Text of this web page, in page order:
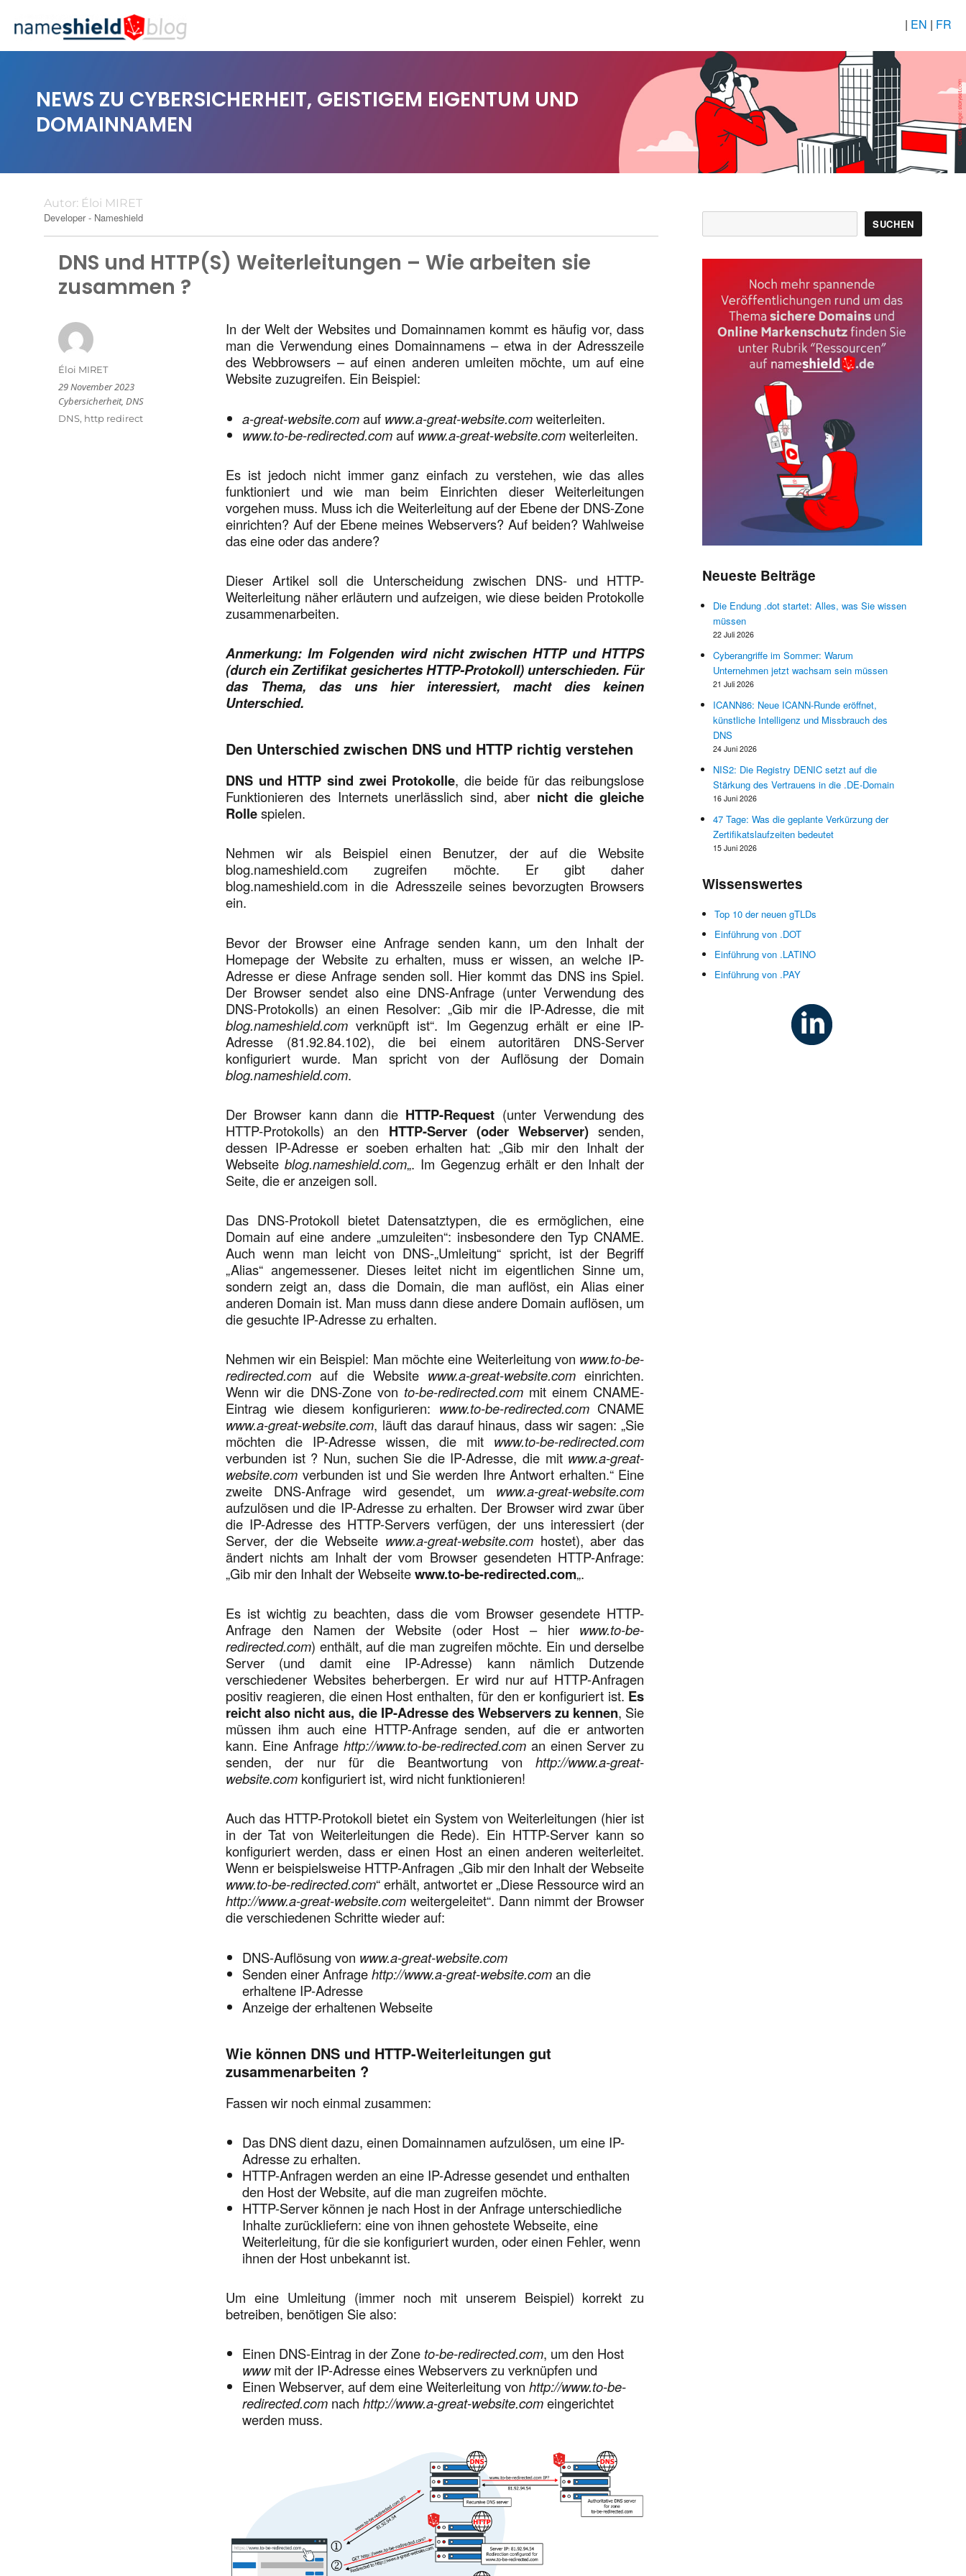
| EN | FR
NEWS ZU CYBERSICHERHEIT, GEISTIGEM EIGENTUM UND
DOMAINNAMEN
Autor: Éloi MIRET
Developer - Nameshield
DNS und HTTP(S) Weiterleitungen – Wie arbeiten sie
zusammen ?
In der Welt der Websites und Domainnamen kommt es häufig vor, dass
man die Verwendung eines Domainnamens – etwa in der Adresszeile
des Webbrowsers – auf einen anderen umleiten möchte, um auf eine
Website zuzugreifen. Ein Beispiel:
a-great-website.comauf www.a-great-website.comweiterleiten.
www.to-be-redirected.comauf www.a-great-website.comweiterleiten.
Es ist jedoch nicht immer ganz einfach zu verstehen, wie das alles
funktioniert und wie man beim Einrichten dieser Weiterleitungen
vorgehen muss. Muss ich die Weiterleitung auf der Ebene der DNS-Zone
einrichten? Auf der Ebene meines Webservers? Auf beiden? Wahlweise
das eine oder das andere?
Dieser Artikel soll die Unterscheidung zwischen DNS- und HTTP-
Weiterleitung näher erläutern und aufzeigen, wie diese beiden Protokolle
zusammenarbeiten.
Anmerkung: Im Folgenden wird nicht zwischen HTTP und HTTPS
(durch ein Zertifikat gesichertes HTTP-Protokoll) unterschieden. Für
das Thema, das uns hier interessiert, macht dies keinen
Unterschied.
Den Unterschied zwischen DNS und HTTP richtig verstehen
DNS und HTTP sind zwei Protokolle, die beide für das reibungslose
Funktionieren des Internets unerlässlich sind, aber nicht die gleiche
Rollespielen.
Nehmen wir als Beispiel einen Benutzer, der auf die Website
blog.nameshield.com zugreifen möchte. Er gibt daher
blog.nameshield.com in die Adresszeile seines bevorzugten Browsers
ein.
Bevor der Browser eine Anfrage senden kann, um den Inhalt der
Homepage der Website zu erhalten, muss er wissen, an welche IP-
Adresse er diese Anfrage senden soll. Hier kommt das DNS ins Spiel.
Der Browser sendet also eine DNS-Anfrage (unter Verwendung des
DNS-Protokolls) an einen Resolver: „Gib mir die IP-Adresse, die mit
blog.nameshield.com verknüpft ist“. Im Gegenzug erhält er eine IP-
Adresse (81.92.84.102), die bei einem autoritären DNS-Server
konfiguriert wurde. Man spricht von der Auflösung der Domain
blog.nameshield.com.
Der Browser kann dann die HTTP-Request (unter Verwendung des
HTTP-Protokolls) an den HTTP-Server (oder Webserver)senden,
dessen IP-Adresse er soeben erhalten hat: „Gib mir den Inhalt der
Webseite blog.nameshield.com„. Im Gegenzug erhält er den Inhalt der
Seite, die er anzeigen soll.
Das DNS-Protokoll bietet Datensatztypen, die es ermöglichen, eine
Domain auf eine andere „umzuleiten“: insbesondere den Typ CNAME.
Auch wenn man leicht von DNS-„Umleitung“ spricht, ist der Begriff
„Alias“ angemessener. Dieses leitet nicht im eigentlichen Sinne um,
sondern zeigt an, dass die Domain, die man auflöst, ein Alias einer
anderen Domain ist. Man muss dann diese andere Domain auflösen, um
die gesuchte IP-Adresse zu erhalten.
Nehmen wir ein Beispiel: Man möchte eine Weiterleitung von www.to-be-
redirected.com auf die Website www.a-great-website.com einrichten.
Wenn wir die DNS-Zone von to-be-redirected.commit einem CNAME-
Eintrag wie diesem konfigurieren: www.to-be-redirected.comCNAME
www.a-great-website.com, läuft das darauf hinaus, dass wir sagen: „Sie
möchten die IP-Adresse wissen, die mit www.to-be-redirected.com
verbunden ist ? Nun, suchen Sie die IP-Adresse, die mit www.a-great-
website.com verbunden ist und Sie werden Ihre Antwort erhalten.“ Eine
zweite DNS-Anfrage wird gesendet, um www.a-great-website.com
aufzulösen und die IP-Adresse zu erhalten. Der Browser wird zwar über
die IP-Adresse des HTTP-Servers verfügen, der uns interessiert (der
Server, der die Webseite www.a-great-website.comhostet), aber das
ändert nichts am Inhalt der vom Browser gesendeten HTTP-Anfrage:
„Gib mir den Inhalt der Webseitewww.to-be-redirected.com„.
Es ist wichtig zu beachten, dass die vom Browser gesendete HTTP-
Anfrage den Namen der Website (oder Host – hier www.to-be-
redirected.com) enthält, auf die man zugreifen möchte. Ein und derselbe
Server (und damit eine IP-Adresse) kann nämlich Dutzende
verschiedener Websites beherbergen. Er wird nur auf HTTP-Anfragen
positiv reagieren, die einen Host enthalten, für den er konfiguriert ist. Es
reicht also nicht aus, die IP-Adresse des Webservers zu kennen, Sie
müssen ihm auch eine HTTP-Anfrage senden, auf die er antworten
kann. Eine Anfrage http://www.to-be-redirected.coman einen Server zu
senden, der nur für die Beantwortung vonhttp://www.a-great-
website.com konfiguriert ist, wird nicht funktionieren!
Auch das HTTP-Protokoll bietet ein System von Weiterleitungen (hier ist
in der Tat von Weiterleitungen die Rede). Ein HTTP-Server kann so
konfiguriert werden, dass er einen Host an einen anderen weiterleitet.
Wenn er beispielsweise HTTP-Anfragen „Gib mir den Inhalt der Webseite
www.to-be-redirected.com“ erhält, antwortet er „Diese Ressource wird an
http://www.a-great-website.com weitergeleitet“. Dann nimmt der Browser
die verschiedenen Schritte wieder auf:
DNS-Auflösung von www.a-great-website.com
Senden einer Anfragehttp://www.a-great-website.coman die
erhaltene IP-Adresse
Anzeige der erhaltenen Webseite
Wie können DNS und HTTP-Weiterleitungen gut
zusammenarbeiten ?
Fassen wir noch einmal zusammen:
Das DNS dient dazu, einen Domainnamen aufzulösen, um eine IP-
Adresse zu erhalten.
HTTP-Anfragen werden an eine IP-Adresse gesendet und enthalten
den Host der Website, auf die man zugreifen möchte.
HTTP-Server können je nach Host in der Anfrage unterschiedliche
Inhalte zurückliefern: eine von ihnen gehostete Webseite, eine
Weiterleitung, für die sie konfiguriert wurden, oder einen Fehler, wenn
ihnen der Host unbekannt ist.
Um eine Umleitung (immer noch mit unserem Beispiel) korrekt zu
betreiben, benötigen Sie also:
Einen DNS-Eintrag in der Zone to-be-redirected.com, um den Host
wwwmit der IP-Adresse eines Webservers zu verknüpfen und
Einen Webserver, auf dem eine Weiterleitung vonhttp://www.to-be-
redirected.com nachhttp://www.a-great-website.comeingerichtet
werden muss.
Autor
Éloi MIRET
Veröffentlicht
am
29 November 2023
Kategorien
Cybersicherheit,DNS
Schlagwörter
DNS, http redirect
SUCHEN
Neueste Beiträge
Die Endung .dot startet: Alles, was Sie wissen
müssen
22 Juli 2026
Cyberangriffe im Sommer: Warum
Unternehmen jetzt wachsam sein müssen
21 Juli 2026
ICANN86: Neue ICANN-Runde eröffnet,
künstliche Intelligenz und Missbrauch des
DNS
24 Juni 2026
NIS2: Die Registry DENIC setzt auf die
Stärkung des Vertrauens in die .DE-Domain
16 Juni 2026
47 Tage: Was die geplante Verkürzung der
Zertifikatslaufzeiten bedeutet
15 Juni 2026
Wissenswertes
Top 10 der neuen gTLDs
Einführung von .DOT
Einführung von .LATINO
Einführung von .PAY